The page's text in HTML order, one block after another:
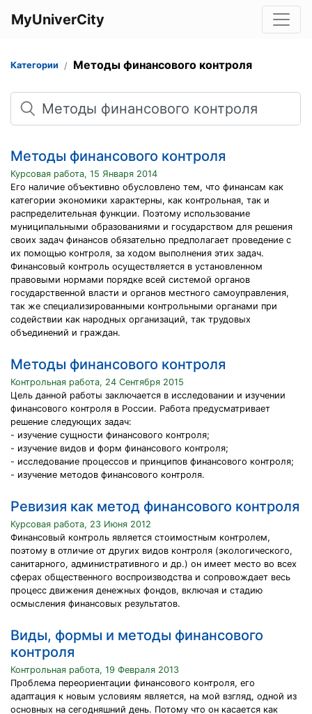
MyUniverCity
Категории Методы финансового контроля
Поиск
Методы финансового контроля
Курсовая работа, 15 Января 2014
Его наличие объективно обусловлено тем, что финансам как
категории экономики характерны, как контрольная, так и
распределительная функции. Поэтому использование
муниципальными образованиями и государством для решения
своих задач финансов обязательно предполагает проведение с
их помощью контроля, за ходом выполнения этих задач.
Финансовый контроль осуществляется в установленном
правовыми нормами порядке всей системой органов
государственной власти и органов местного самоуправления,
так же специализированными контрольными органами при
содействии как народных организаций, так трудовых
объединений и граждан.
Методы финансового контроля
Контрольная работа, 24 Сентября 2015
Цель данной работы заключается в исследовании и изучении
финансового контроля в России. Работа предусматривает
решение следующих задач:
- изучение сущности финансового контроля;
- изучение видов и форм финансового контроля;
- исследование процессов и принципов финансового контроля;
- изучение методов финансового контроля.
Ревизия как метод финансового контроля
Курсовая работа, 23 Июня 2012
Финансовый контроль является стоимостным контролем,
поэтому в отличие от других видов контроля (экологического,
санитарного, административного и др.) он имеет место во всех
сферах общественного воспроизводства и сопровождает весь
процесс движения денежных фондов, включая и стадию
осмысления финансовых результатов.
Виды, формы и методы финансового
контроля
Контрольная работа, 19 Февраля 2013
Проблема переориентации финансового контроля, его
адаптация к новым условиям является, на мой взгляд, одной из
основных на сегодняшний день. Потому что он касается как